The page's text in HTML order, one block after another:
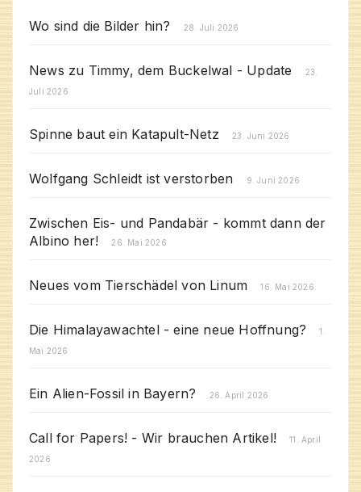
Wo sind die Bilder hin? 28. Juli 2026
News zu Timmy, dem Buckelwal - Update
23.
Juli 2026
Spinne baut ein Katapult-Netz 23. Juni 2026
Wolfgang Schleidt ist verstorben 9. Juni 2026
Zwischen Eis- und Pandabär - kommt dann der
Albino her!
26. Mai 2026
Neues vom Tierschädel von Linum 16. Mai 2026
Die Himalayawachtel - eine neue Hoffnung?
1.
Mai 2026
Ein Alien-Fossil in Bayern? 26. April 2026
Call for Papers! - Wir brauchen Artikel!
11. April
2026